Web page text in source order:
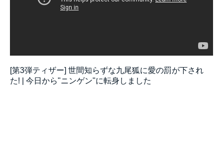
[第3弾ティザー] 世間知らずな九尾狐に愛の罰が下され
た! | 今日から"ニンゲン"に転身しました